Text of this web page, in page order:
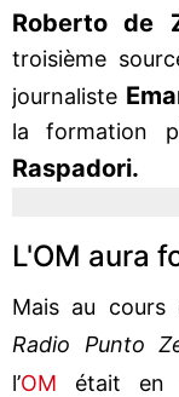
Roberto de
troisième
journaliste
la formation
Raspadori.
L'OM aura
Mais au cours
Radio Punto
l’OM était en